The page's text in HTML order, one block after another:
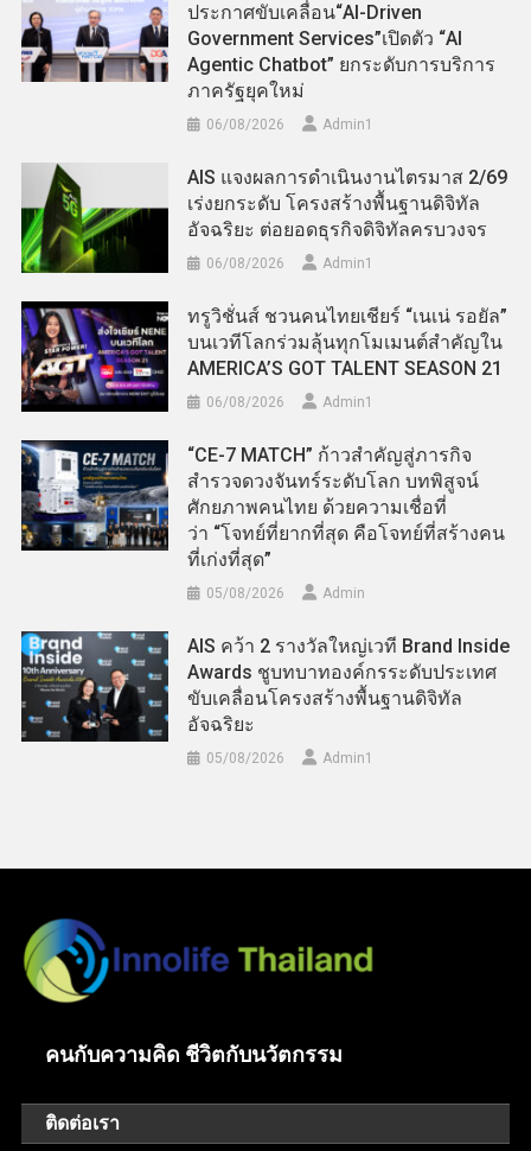
ประกาศขับเคลื่อน“AI-Driven
Government Services”เปิดตัว “AI
Agentic Chatbot” ยกระดับการบริการ
ภาครัฐยุคใหม่
06/08/2026 Admin​1
AIS แจงผลการดำเนินงานไตรมาส 2/69
เร่งยกระดับ โครงสร้างพื้นฐานดิจิทัล
อัจฉริยะ ต่อยอดธุรกิจดิจิทัลครบวงจร
06/08/2026 Admin​1
ทรูวิชั่นส์ ชวนคนไทยเชียร์ “เนเน่ รอยัล”
บนเวทีโลกร่วมลุ้นทุกโมเมนต์สำคัญใน
AMERICA’S GOT TALENT SEASON 21
06/08/2026 Admin​1
“CE-7 MATCH” ก้าวสำคัญสู่ภารกิจ
สำรวจดวงจันทร์ระดับโลก บทพิสูจน์
ศักยภาพคนไทย ด้วยความเชื่อที่
ว่า “โจทย์ที่ยากที่สุด คือโจทย์ที่สร้างคน
ที่เก่งที่สุด”
05/08/2026 Admin
AIS คว้า 2 รางวัลใหญ่เวที Brand Inside
Awards ชูบทบาทองค์กรระดับประเทศ
ขับเคลื่อนโครงสร้างพื้นฐานดิจิทัล
อัจฉริยะ
05/08/2026 Admin​1
คนกับความคิด ชีวิตกับนวัตกรรม
ติดต่อเรา